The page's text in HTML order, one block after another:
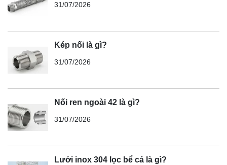
31/07/2026
Kép nối là gì?
31/07/2026
Nối ren ngoài 42 là gì?
31/07/2026
Lưới inox 304 lọc bể cá là gì?